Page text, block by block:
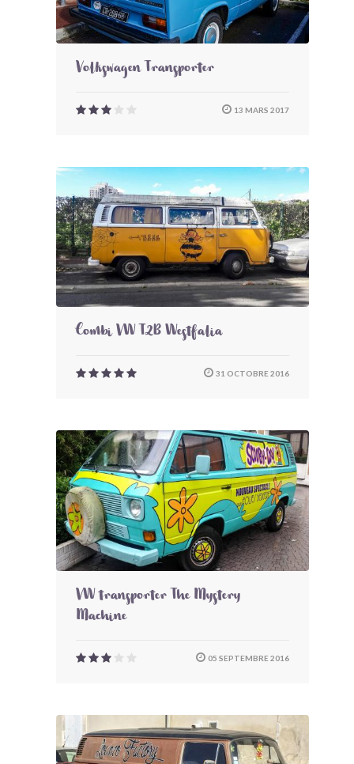
Volkswagen Transporter
13 MARS 2017
Combi VW T2B Westfalia
31 OCTOBRE 2016
VW transporter The Mystery
Machine
05 SEPTEMBRE 2016